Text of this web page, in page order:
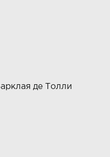
де Толли